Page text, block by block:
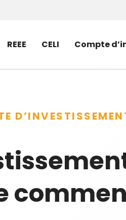
REEE CELI Compte